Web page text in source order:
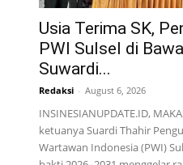
Usia Terima SK,
PWI Sulsel di
Suwardi...
Redaksi - August 6, 2026
INSINESIANUPDATE.ID,
ketuanya Suardi Thahir
Wartawan Indonesia (PWI)